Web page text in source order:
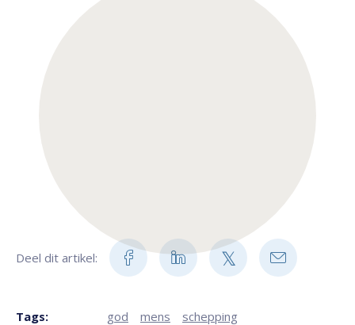
Deel dit artikel:
Tags: god mens schepping